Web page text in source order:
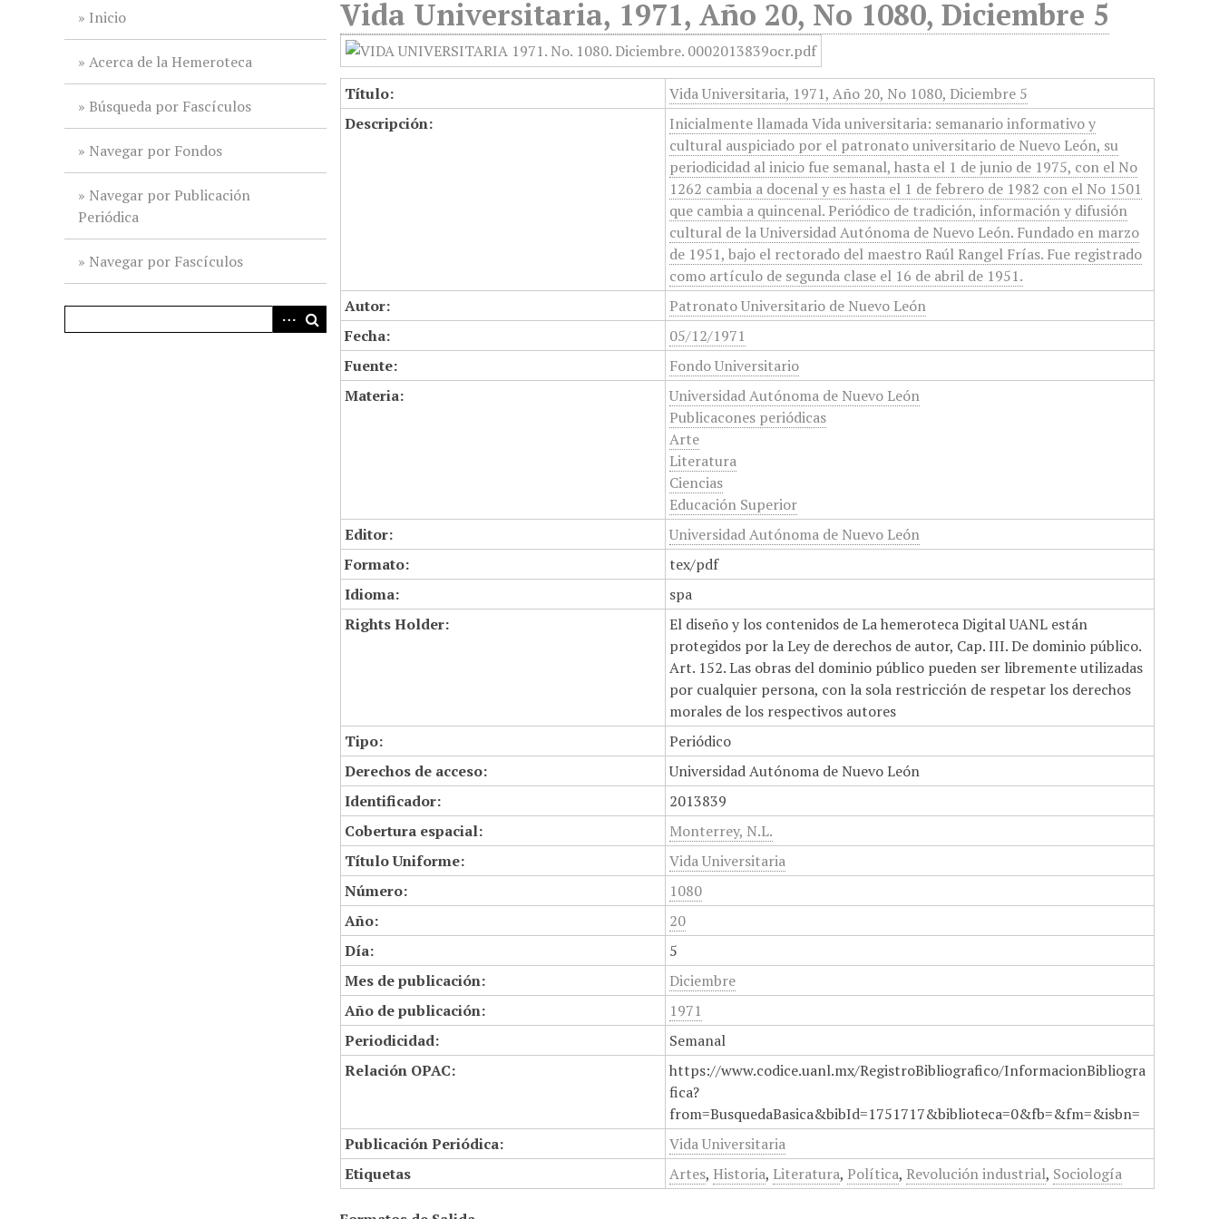
Inicio
Acerca de la Hemeroteca
Búsqueda por Fascículos
Navegar por Fondos
Navegar por Publicación
Periódica
Navegar por Fascículos
Vida Universitaria, 1971, Año 20, No 1080, Diciembre 5
Título:
Vida Universitaria, 1971, Año 20, No 1080, Diciembre 5
Descripción:
Inicialmente llamada Vida universitaria: semanario informativo y
cultural auspiciado por el patronato universitario de Nuevo León, su
periodicidad al inicio fue semanal, hasta el 1 de junio de 1975, con el No
1262 cambia a docenal y es hasta el 1 de febrero de 1982 con el No 1501
que cambia a quincenal. Periódico de tradición, información y difusión
cultural de la Universidad Autónoma de Nuevo León. Fundado en marzo
de 1951, bajo el rectorado del maestro Raúl Rangel Frías. Fue registrado
como artículo de segunda clase el 16 de abril de 1951.
Autor:
Patronato Universitario de Nuevo León
Fecha:
05/12/1971
Fuente:
Fondo Universitario
Materia:
Universidad Autónoma de Nuevo León
Publicacones periódicas
Arte
Literatura
Ciencias
Educación Superior
Editor:
Universidad Autónoma de Nuevo León
Formato:
tex/pdf
Idioma:
spa
Rights Holder:
El diseño y los contenidos de La hemeroteca Digital UANL están
protegidos por la Ley de derechos de autor, Cap. III. De dominio público.
Art. 152. Las obras del dominio público pueden ser libremente utilizadas
por cualquier persona, con la sola restricción de respetar los derechos
morales de los respectivos autores
Tipo:
Periódico
Derechos de acceso:
Universidad Autónoma de Nuevo León
Identificador:
2013839
Cobertura espacial:
Monterrey, N.L.
Título Uniforme:
Vida Universitaria
Número:
1080
Año:
20
Día:
5
Mes de publicación:
Diciembre
Año de publicación:
1971
Periodicidad:
Semanal
Relación OPAC:
https://www.codice.uanl.mx/RegistroBibliografico/InformacionBibliogra
fica?
from=BusquedaBasica&bibId=1751717&biblioteca=0&fb=&fm=&isbn=
Publicación Periódica:
Vida Universitaria
Etiquetas
Artes, Historia, Literatura, Política, Revolución industrial, Sociología